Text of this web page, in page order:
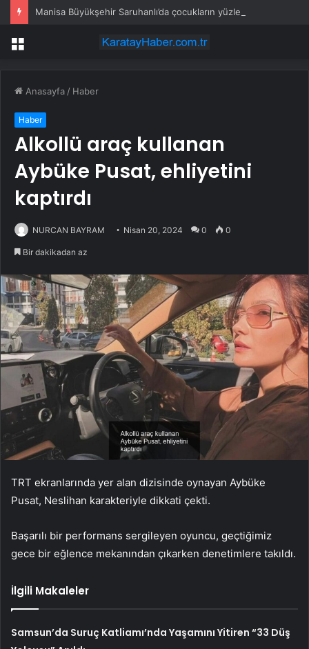
Menü
Anasayfa / Haber
Haber
Alkollü araç kullanan
Aybüke Pusat, ehliyetini
kaptırdı
NURCAN BAYRAM Nisan 20, 2024 0 0
Bir dakikadan az
TRT ekranlarında yer alan dizisinde oynayan Aybüke
Pusat, Neslihan karakteriyle dikkati çekti.
Başarılı bir performans sergileyen oyuncu, geçtiğimiz
gece bir eğlence mekanından çıkarken denetimlere takıldı.
İlgili Makaleler
Samsun’da Suruç Katliamı’nda Yaşamını Yitiren “33 Düş